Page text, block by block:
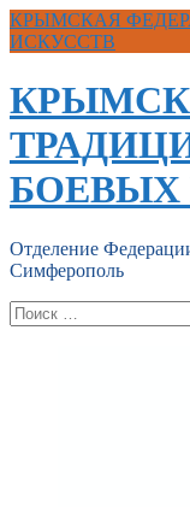
Перейти
к
КРЫМСКАЯ
ИСКУССТВ
БОЕВЫХ
Отделение
Симферополь
Поиск: